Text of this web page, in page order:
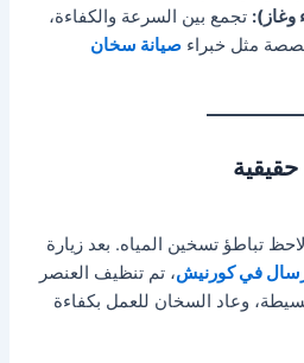
وغاز): تجمع بين السرعة والكفاءة،
مثل خبراءصيانة سخان
تباطؤ تسخين المياه. بعد زيارة
في كورنيش، تم تنظيف العنصر
وعاد السخان للعمل بكفاءة